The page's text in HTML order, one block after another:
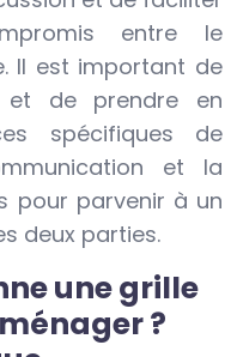
entre le
Il est important de
et de prendre en
spécifiques de
et la
pour parvenir à un
deux parties.
une grille
?